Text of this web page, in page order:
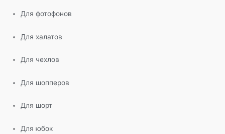
Для фотофонов
Для халатов
Для чехлов
Для шопперов
Для шорт
Для юбок